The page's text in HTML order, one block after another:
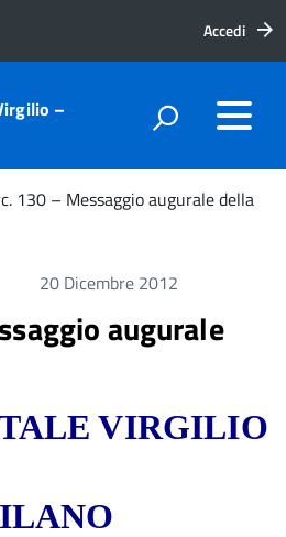
Accedi
–
130 – Messaggio augurale della
20 Dicembre 2012
augurale
VIRGILIO